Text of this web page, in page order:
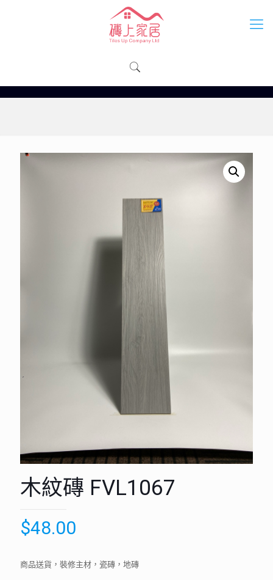
木紋磚 FVL1067
$48.00
商品送貨，裝修主材，瓷磚，地磚